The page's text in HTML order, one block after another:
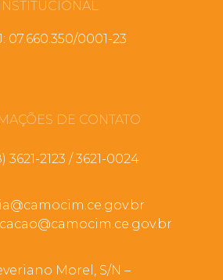
INSTITUCIONAL
07.660.350/0001-23
DE CONTATO
3621-2123 / 3621-0024
Morel, S/N –